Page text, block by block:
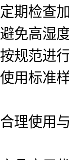
定期检查
避免高湿
按规范进
使用标准
合理使用